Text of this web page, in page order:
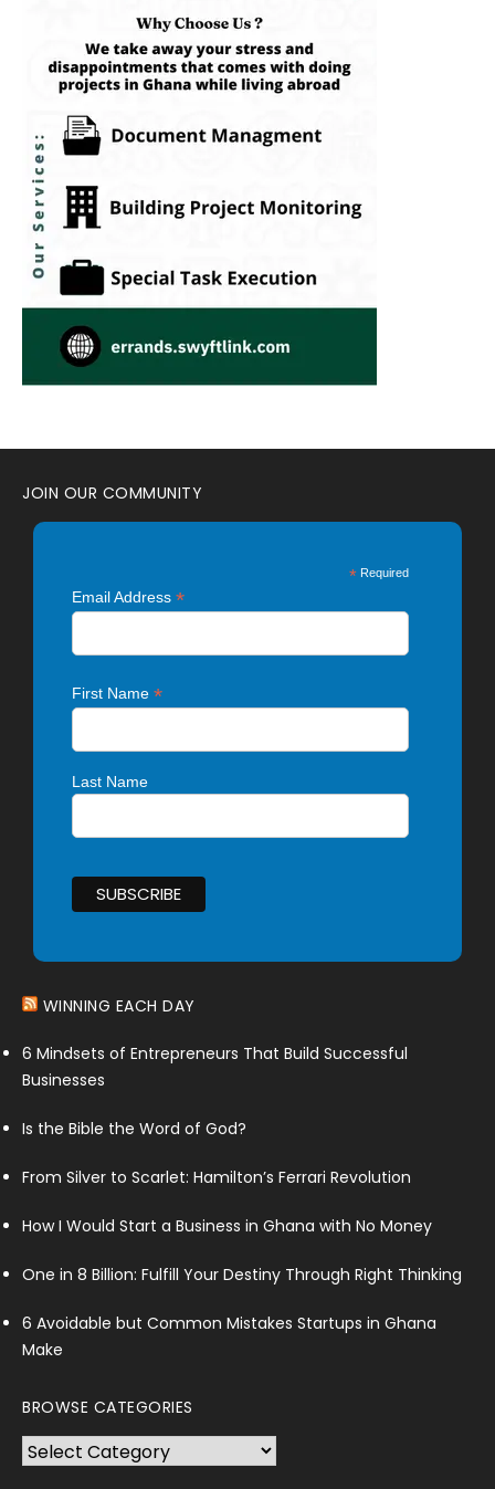
JOIN OUR COMMUNITY
* Required
Email Address*
First Name*
Last Name
WINNING EACH DAY
6 Mindsets of Entrepreneurs That Build Successful
Businesses
Is the Bible the Word of God?
From Silver to Scarlet: Hamilton’s Ferrari Revolution
How I Would Start a Business in Ghana with No Money
One in 8 Billion: Fulfill Your Destiny Through Right Thinking
6 Avoidable but Common Mistakes Startups in Ghana
Make
BROWSE CATEGORIES
Browse